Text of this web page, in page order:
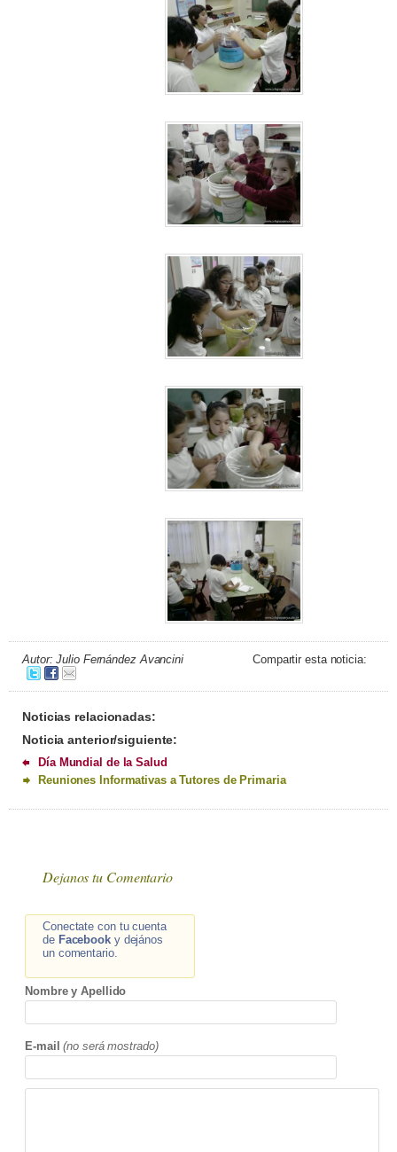
Autor: Julio Fernández Avancini Compartir esta noticia:
Noticias relacionadas:
Noticia anterior/siguiente:
Día Mundial de la Salud
Reuniones Informativas a Tutores de Primaria
Dejanos tu Comentario
Conectate con tu cuenta
de Facebooky dejános
un comentario.
Nombre y Apellido
E-mail (no será mostrado)